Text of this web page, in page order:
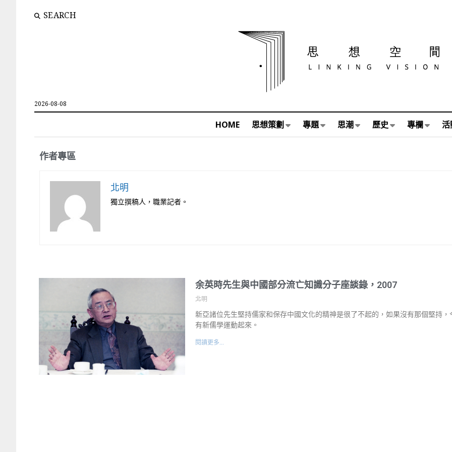
SEARCH
2026-08-08
HOME 思想策劃 專題 思潮 歷史 專欄 活
作者專區
北明
獨立撰稿人，職業記者。
余英時先生與中國部分流亡知識分子座談錄，2007
北明
新亞諸位先生堅持儒家和保存中國文化的精神是很了不起的，如果沒有那個堅持
有新儒學運動起來。
閱讀更多...